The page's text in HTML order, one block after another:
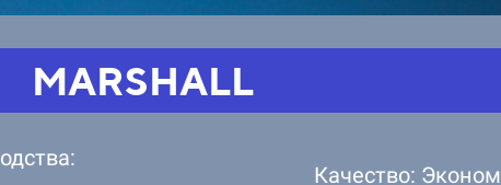
MARSHALL
Качество: Эконом